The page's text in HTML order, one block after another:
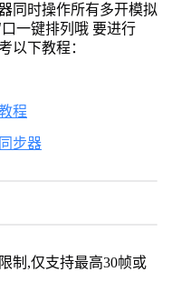
同时操作所有多开模拟
一键排列哦 要进行
以下教程：
程
步器
制,仅支持最高30帧或